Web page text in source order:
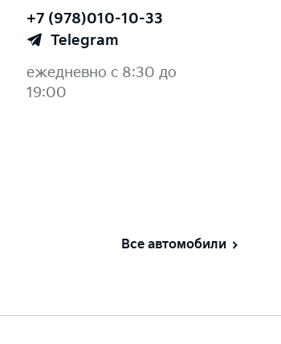
ежедневно с 8:30 до
19:00
Telegram
+7 (978)010-10-33
Все автомобили